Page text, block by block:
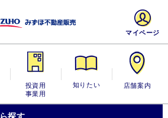
投資用・事業
用
知りたい 店舗案内
マイページ